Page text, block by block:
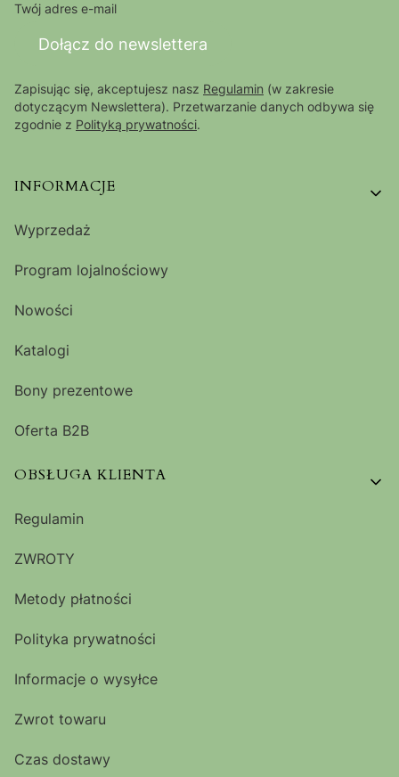
Twój adres e-mail
Dołącz do newslettera
Zapisując się, akceptujesz nasz Regulamin (w zakresie
dotyczącym Newslettera). Przetwarzanie danych odbywa się
zgodnie z Polityką prywatności.
Linki w stopce
INFORMACJE
Wyprzedaż
Program lojalnościowy
Nowości
Katalogi
Bony prezentowe
Oferta B2B
OBSŁUGA KLIENTA
Regulamin
ZWROTY
Metody płatności
Polityka prywatności
Informacje o wysyłce
Zwrot towaru
Czas dostawy